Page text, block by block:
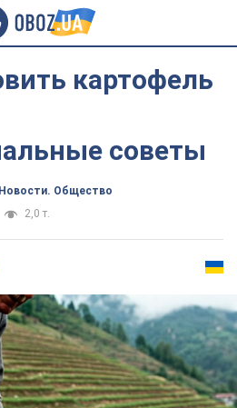
картофель
советы
Новости. Общество
2,0 т.